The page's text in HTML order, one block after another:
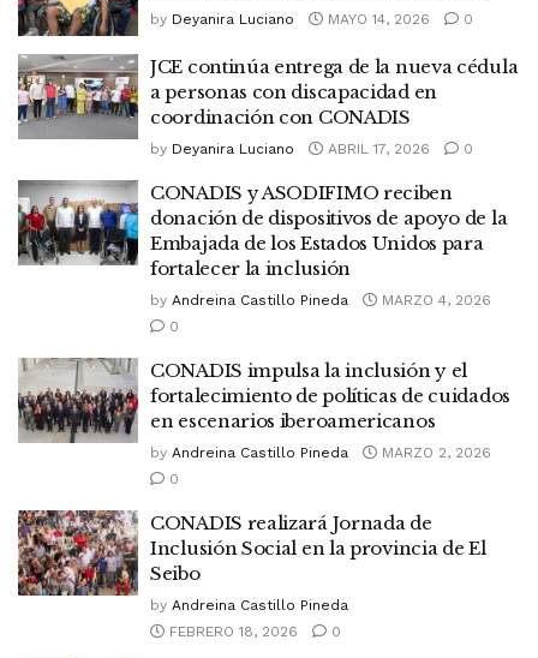
by Deyanira Luciano MAYO 14, 2026 0
JCE continúa entrega de la nueva cédula
a personas con discapacidad en
coordinación con CONADIS
by Deyanira Luciano ABRIL 17, 2026 0
CONADIS y ASODIFIMO reciben
donación de dispositivos de apoyo de la
Embajada de los Estados Unidos para
fortalecer la inclusión
by Andreina Castillo Pineda
MARZO 4, 2026
0
CONADIS impulsa la inclusión y el
fortalecimiento de políticas de cuidados
en escenarios iberoamericanos
by Andreina Castillo Pineda
MARZO 2, 2026
0
CONADIS realizará Jornada de
Inclusión Social en la provincia de El
Seibo
by Andreina Castillo Pineda
FEBRERO 18, 2026
0